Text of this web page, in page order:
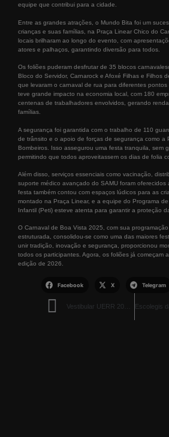
equipe que contribui para a cidade.
Entre as grandes atrações, o Mundo Bita foi um
crianças e suas famílias, na Praça Linear Chico do
locais brilharam ao longo do evento, com
atores e palhaços, garantindo diversão para todos.
Os foliões puderam desfrutar de 35 blocos
Bloco do Servidor, Carnarock e Afoxé Filhas e Filhos
que levaram o carnaval de rua para diferentes
teve grande impacto na economia local, com 180
centenas de trabalhadores envolvidos, gerando
famílias.
A segurança foi garantida com o trabalho de 110
de trânsito e o apoio de forças de segurança como a
Bombeiros. Isso assegurou uma festa tranquila, sem
permitindo que todos aproveitassem os dias de folia
Além disso, serviços essenciais como vacinação,
suporte médico avançado do SAMU foram oferecidos
festa também contou com espaços lúdicos para as
montado na Praça Linear, e a equipe do Programa
Infantil (Peti) esteve atenta para garantir a proteção
O Carnaval de Boa Vista 2025, com sua
estruturada, consolidou-se como uma das maiores
unir tradição, inovação e segurança, proporcionou
todos os participantes. Agora, os foliões já começam
edição de 2026.
Facebook X Telegram